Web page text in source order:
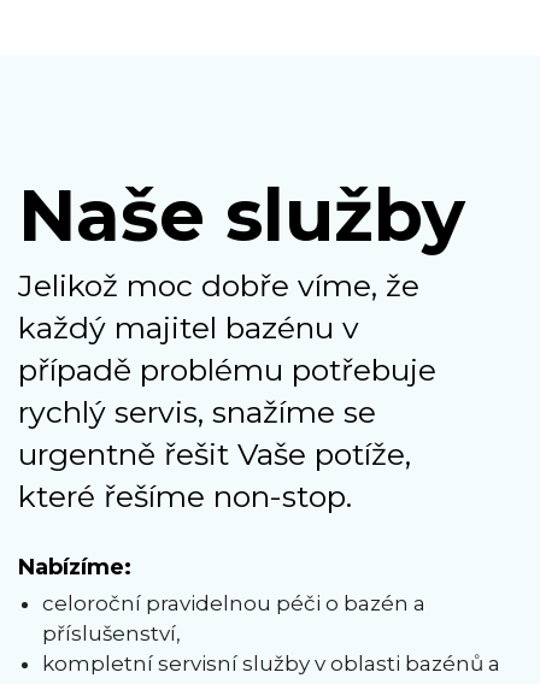
Naše služby
Jelikož moc dobře víme, že
každý majitel bazénu v
případě problému potřebuje
rychlý servis, snažíme se
urgentně řešit Vaše potíže,
které řešíme non-stop.
Nabízíme:
celoroční pravidelnou péči o bazén a
příslušenství,
kompletní servisní služby v oblasti bazénů a